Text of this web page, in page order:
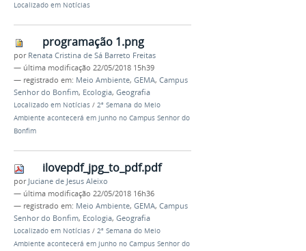
Localizado em Notícias
programação 1.png
por Renata Cristina de Sá Barreto Freitas
— última modificação 22/05/2018 15h39
— registrado em: Meio Ambiente, GEMA, Campus
Senhor do Bonfim, Ecologia, Geografia
Localizado em Notícias / 2ª Semana do Meio
Ambiente acontecerá em junho no Campus Senhor do
Bonfim
ilovepdf_jpg_to_pdf.pdf
por Juciane de Jesus Aleixo
— última modificação 22/05/2018 16h36
— registrado em: Meio Ambiente, GEMA, Campus
Senhor do Bonfim, Ecologia, Geografia
Localizado em Notícias / 2ª Semana do Meio
Ambiente acontecerá em junho no Campus Senhor do